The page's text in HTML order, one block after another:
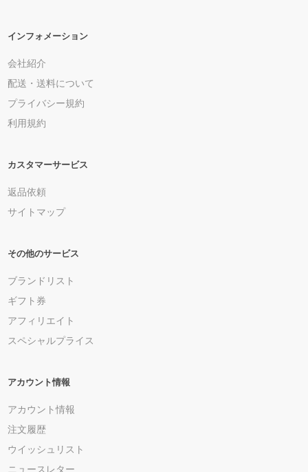
インフォメーション
会社紹介
配送・送料について
プライバシー規約
利用規約
カスタマーサービス
返品依頼
サイトマップ
その他のサービス
ブランドリスト
ギフト券
アフィリエイト
スペシャルプライス
アカウント情報
アカウント情報
注文履歴
ウイッシュリスト